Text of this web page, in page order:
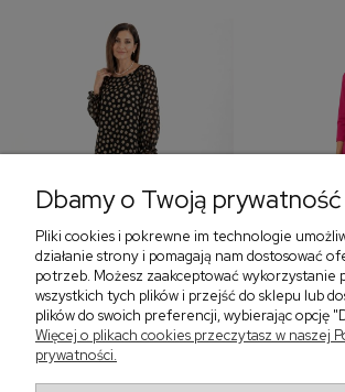
Sukienka z falbaną i
bufiastym rękawem w
‹
Dbamy o Twoją prywatność
Pliki cookies i pokrewne im technologie
działanie strony i pomagają nam dostosować
potrzeb. Możesz zaakceptować wykorzystanie
wszystkich tych plików i przejść do sklepu lub
plików do swoich preferencji, wybierając opcję
Więcej o plikach cookies przeczytasz w naszej
prywatności.